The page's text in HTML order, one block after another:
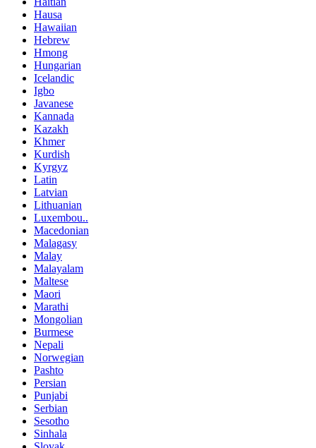
Hausa
Hawaiian
Hebrew
Hmong
Hungarian
Icelandic
Igbo
Javanese
Kannada
Kazakh
Khmer
Kurdish
Kyrgyz
Latin
Latvian
Lithuanian
Luxembou..
Macedonian
Malagasy
Malay
Malayalam
Maltese
Maori
Marathi
Mongolian
Burmese
Nepali
Norwegian
Pashto
Persian
Punjabi
Serbian
Sesotho
Sinhala